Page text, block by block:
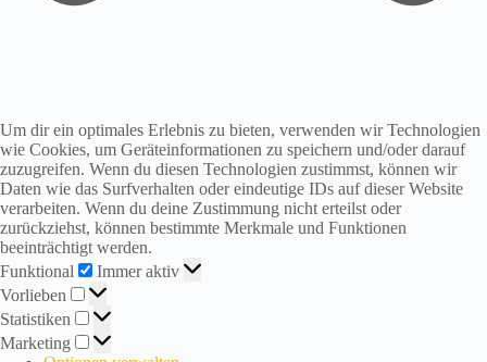
Um dir ein optimales Erlebnis zu bieten, verwenden wir Technologien
wie Cookies, um Geräteinformationen zu speichern und/oder darauf
zuzugreifen. Wenn du diesen Technologien zustimmst, können wir
Daten wie das Surfverhalten oder eindeutige IDs auf dieser Website
verarbeiten. Wenn du deine Zustimmung nicht erteilst oder
zurückziehst, können bestimmte Merkmale und Funktionen
beeinträchtigt werden.
Funktional
Funktional
Immer aktiv
Vorlieben
Vorlieben
Statistiken Statistiken
Marketing Marketing